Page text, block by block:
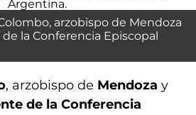
arzobispo de Mendoza
la Conferencia Episcopal
, arzobispo de Mendoza y
de la Conferencia